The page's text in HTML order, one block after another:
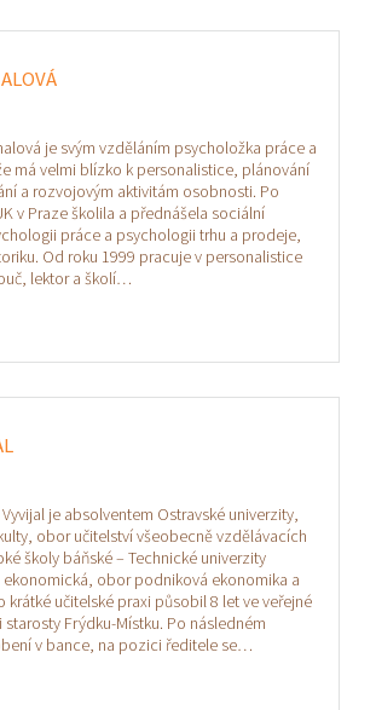
je svým vzděláním psycholožka práce a
má velmi blízko k personalistice, plánování
a rozvojovým aktivitám osobnosti. Po
v Praze školila a přednášela sociální
práce a psychologii trhu a prodeje,
Od roku 1999 pracuje v personalistice
lektor a školí…
Vyvijal je absolventem Ostravské univerzity,
obor učitelství všeobecně vzdělávacích
školy báňské – Technické univerzity
ekonomická, obor podniková ekonomika a
krátké učitelské praxi působil 8 let ve veřejné
Frýdku-Místku. Po následném
v bance, na pozici ředitele se…